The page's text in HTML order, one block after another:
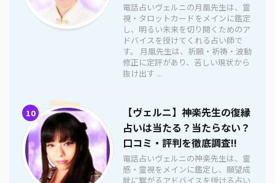
電話占いヴェルニの月凰先生は、霊
視・タロットカードをメインに鑑定
し、明るい未来を切り開くためのア
ドバイスを授けてくれる占い師で
す。 月凰先生は、祈願・祈祷・波動
修正に定評があり、苦しい現状から
抜け出す ...
10
【ヴェルニ】神楽先生の復縁
占いは当たる？当たらない？
口コミ・評判を徹底調査!!
電話占いヴェルニの神楽先生は、霊
感・霊視をメインに鑑定し、願望成
就に繋がるアドバイスを授ける占い